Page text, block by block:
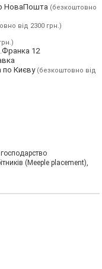
НоваПошта (безкоштовно
від 2300 грн.)
12
по Києву (безкоштовно від
(Meeple placement),